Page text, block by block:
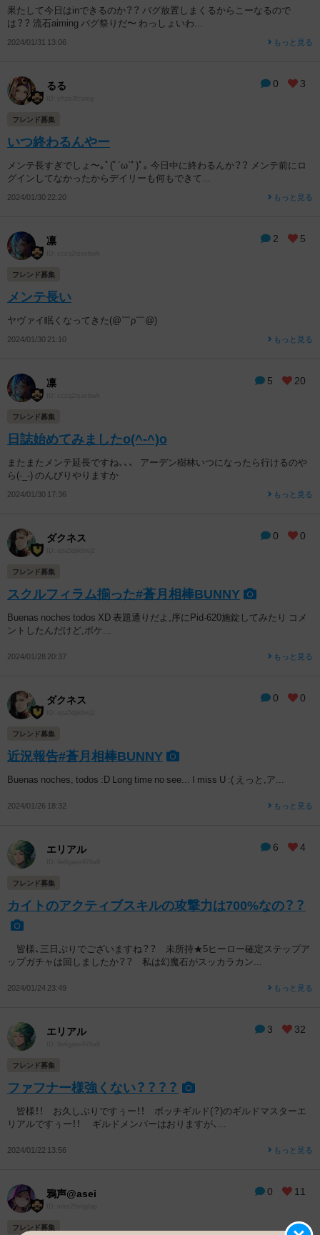
果たして今日はinできるのか？？ バグ放置しまくるからこーなるので
は？？ 流石aiming バグ祭りだ〜 わっしょいわ...
2024/01/31 13:06 もっと見る
0 3
るる
フレンド募集
いつ終わるんやー
メンテ長すぎでしょ〜｡ﾟ(ﾟ´ω`ﾟ)ﾟ｡ 今日中に終わるんか？？ メンテ前にロ
グインしてなかったからデイリーも何もできて...
2024/01/30 22:20 もっと見る
2 5
凛
フレンド募集
メンテ長い
ヤヴァイ眠くなってきた(@￣ρ￣@)
2024/01/30 21:10 もっと見る
5 20
凛
フレンド募集
日誌始めてみましたo(^-^)o
またまたメンテ延長ですね、、、 アーデン樹林いつになったら行けるのや
ら(-_-) のんびりやりますか
2024/01/30 17:36 もっと見る
0 0
ダクネス
フレンド募集
スクルフィラム揃った#蒼月相棒BUNNY
Buenas noches todos XD 表題通りだよ,序にPid-620施錠してみたり コメ
ントしたんだけど,ポケ...
2024/01/28 20:37 もっと見る
0 0
ダクネス
フレンド募集
近況報告#蒼月相棒BUNNY
Buenas noches, todos :D Long time no see... I miss U :( えっと,ア...
2024/01/26 18:32 もっと見る
6 4
エリアル
フレンド募集
カイトのアクティブスキルの攻撃力は700%なの？？
皆様、三日ぶりでございますね？？ 未所持★5ヒーロー確定ステップア
ップガチャは回しましたか？？ 私は幻魔石がスッカラカン...
2024/01/24 23:49 もっと見る
3 32
エリアル
フレンド募集
ファフナー様強くない？？？？
皆様！！ お久しぶりですぅー！！ ボッチギルド(？)のギルドマスターエ
リアルですぅー！！ ギルドメンバーはおりますが、...
2024/01/22 13:56 もっと見る
0 11
鴉声@asei
フレンド募集